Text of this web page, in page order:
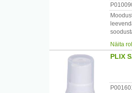
ei jäta
sobib
on
Näita
PLIX